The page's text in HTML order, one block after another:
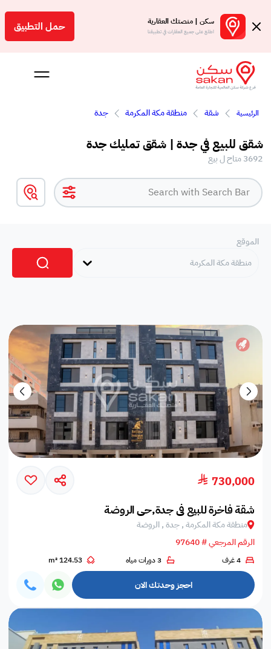
سكن | منصتك العقارية
اطلع على جميع العقارات في تطبيقنا حمل التطبيق
الرئيسية شقة منطقة مكة المكرمة جدة
شقق للبيع في جدة | شقق تمليك جدة
3692 متاح ل بيع
الموقع
منطقة مكة المكرمة
730,000
شقة فاخرة للبيع في جدة,حي الروضة
منطقة مكة المكرمة , جدة , الروضة
الرقم المرجعي # 97640
4 غرف 3 دورات مياه 124.53 m²
احجز وحدتك الان